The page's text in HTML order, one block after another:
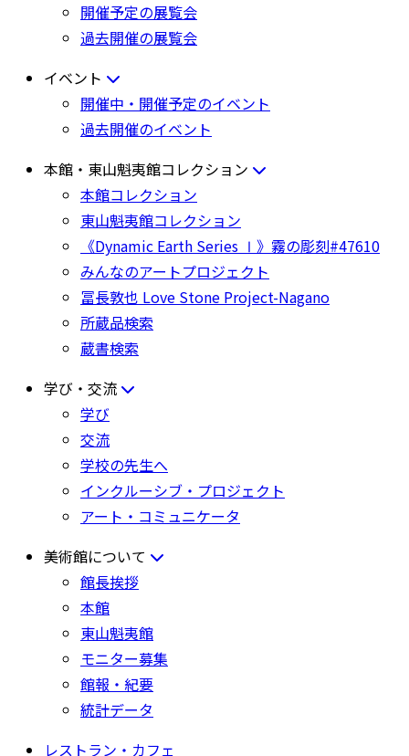
開催予定の展覧会
過去開催の展覧会
イベント
開催中・開催予定のイベント
過去開催のイベント
本館・東山魁夷館コレクション
本館コレクション
東山魁夷館コレクション
《Dynamic Earth Series Ⅰ》霧の彫刻#47610
みんなのアートプロジェクト
冨長敦也 Love Stone Project-Nagano
所蔵品検索
蔵書検索
学び・交流
学び
交流
学校の先生へ
インクルーシブ・プロジェクト
アート・コミュニケータ
美術館について
館長挨拶
本館
東山魁夷館
モニター募集
館報・紀要
統計データ
レストラン・カフェ